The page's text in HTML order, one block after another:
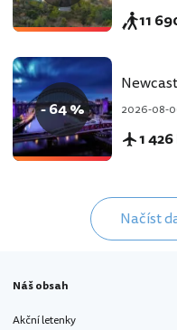
11
- 64 % 2026-08-
1
Načíst
Náš obsah
Akční letenky